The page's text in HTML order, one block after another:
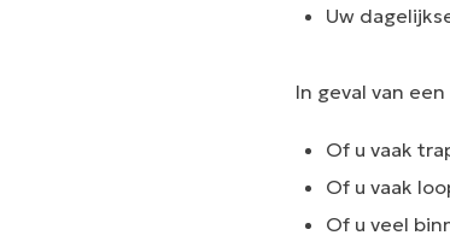
Uw
In geval van
Of u vaak
Of u vaak
Of u veel